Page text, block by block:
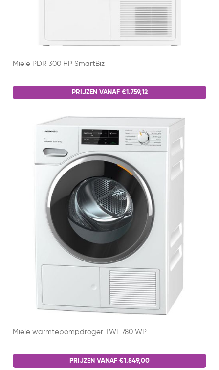
Miele PDR 300 HP SmartBiz
PRIJZEN VANAF €1.759,12
Miele warmtepompdroger TWL 780 WP
PRIJZEN VANAF €1.849,00